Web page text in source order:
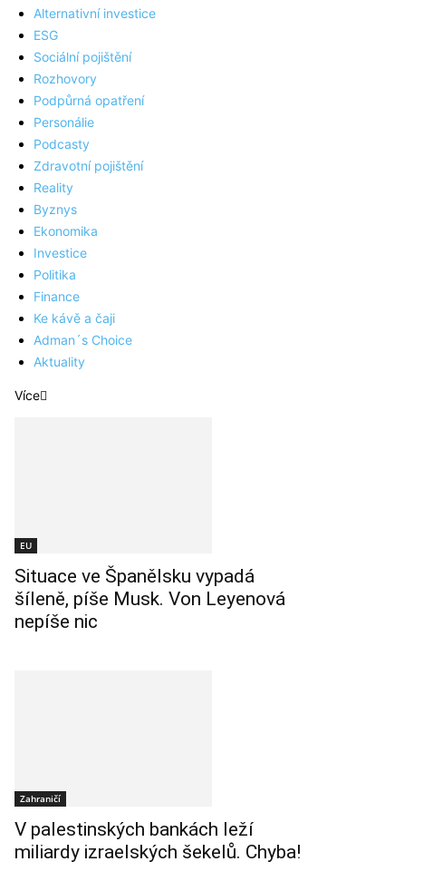
Alternativní investice
ESG
Sociální pojištění
Rozhovory
Podpůrná opatření
Personálie
Podcasty
Zdravotní pojištění
Reality
Byznys
Ekonomika
Investice
Politika
Finance
Ke kávě a čaji
Adman´s Choice
Aktuality
Více
EU
Situace ve Španělsku vypadá
šíleně, píše Musk. Von Leyenová
nepíše nic
Zahraničí
V palestinských bankách leží
miliardy izraelských šekelů. Chyba!